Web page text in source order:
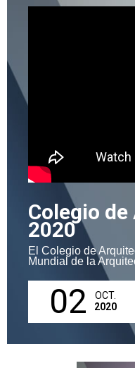
Colegio
2020
El Colegio de
Mundial de la
02
OCT.
2020